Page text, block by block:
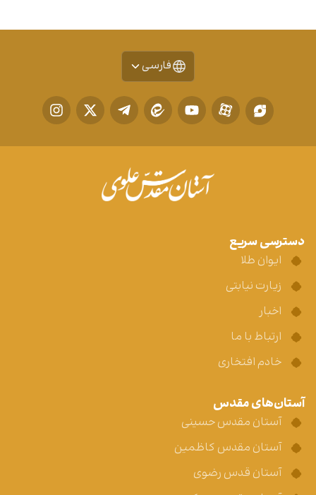
فارسی
دسترسی سریع
ایوان طلا
زیارت نیابتی
اخبار
ارتباط با ما
خادم افتخاری
آستان‌های مقدس
آستان مقدس حسینی
آستان مقدس کاظمین
آستان قدس رضوی